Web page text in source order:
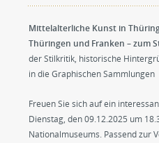
Mittelalterliche Kunst in
Thüringen und Franken – zum
der Stilkritik, historische
in die Graphischen Sammlungen
Freuen Sie sich auf ein
Dienstag, den 09.12.2025 um
Nationalmuseums. Passend zur